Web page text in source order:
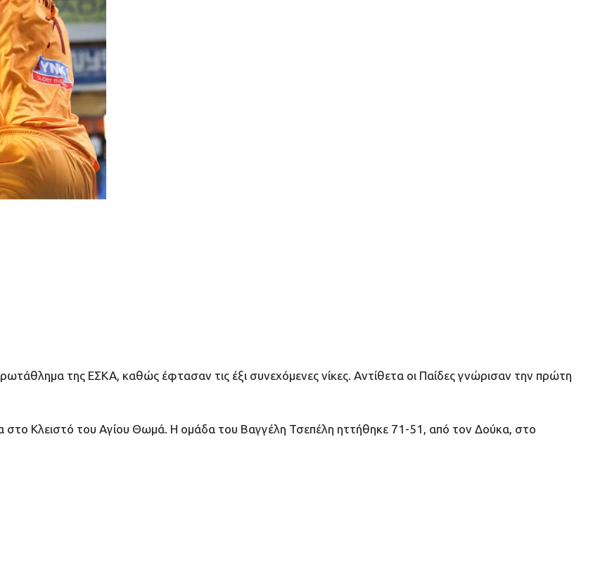
της ΕΣΚΑ, καθώς έφτασαν τις έξι συνεχόμενες νίκες. Αντίθετα οι Παίδες γνώρισαν την πρώτη
Κλειστό του Αγίου Θωμά. Η ομάδα του Βαγγέλη Τσεπέλη ηττήθηκε 71-51, από τον Δούκα, στο